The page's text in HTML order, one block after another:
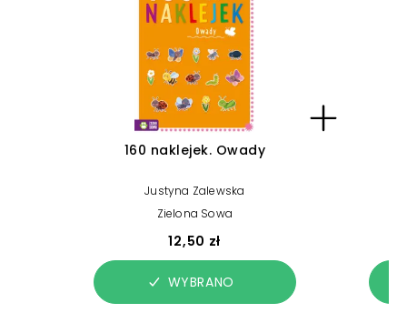
160 naklejek. Owady
Justyna Zalewska
Zielona Sowa
12,50 zł
WYBRANO